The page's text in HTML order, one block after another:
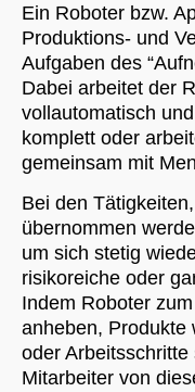
Ein Roboter bzw.
Produktions- und
Aufgaben des
Dabei arbeitet der
vollautomatisch
komplett oder
gemeinsam mit
Bei den
übernommen
um sich stetig
risikoreiche oder
Indem Roboter
anheben, Produkte
oder
Mitarbeiter von